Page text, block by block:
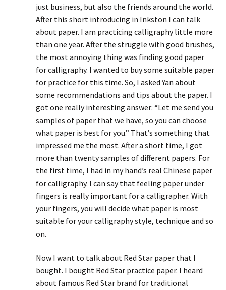
just business, but also the friends around the world.
After this short introducing in Inkston I can talk
about paper. I am practicing calligraphy little more
than one year. After the struggle with good brushes,
the most annoying thing was finding good paper
for calligraphy. I wanted to buy some suitable paper
for practice for this time. So, I asked Yan about
some recommendations and tips about the paper. I
got one really interesting answer: “Let me send you
samples of paper that we have, so you can choose
what paper is best for you.” That’s something that
impressed me the most. After a short time, I got
more than twenty samples of different papers. For
the first time, I had in my hand’s real Chinese paper
for calligraphy. I can say that feeling paper under
fingers is really important for a calligrapher. With
your fingers, you will decide what paper is most
suitable for your calligraphy style, technique and so
on.
Now I want to talk about Red Star paper that I
bought. I bought Red Star practice paper. I heard
about famous Red Star brand for traditional